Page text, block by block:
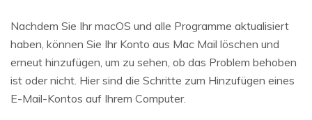
Nachdem Sie Ihr macOS und alle Programme aktualisiert
haben, können Sie Ihr Konto aus Mac Mail löschen und
erneut hinzufügen, um zu sehen, ob das Problem behoben
ist oder nicht. Hier sind die Schritte zum Hinzufügen eines
E-Mail-Kontos auf Ihrem Computer.